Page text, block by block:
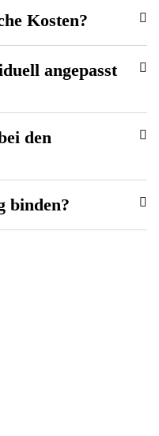
Kosten?
angepasst
den
binden?